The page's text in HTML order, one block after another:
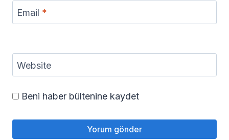
Email *
Website
Beni haber bültenine kaydet